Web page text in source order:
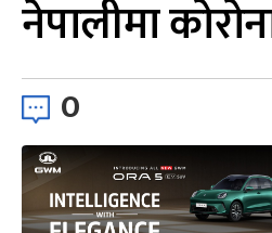
नेपालीमा
0